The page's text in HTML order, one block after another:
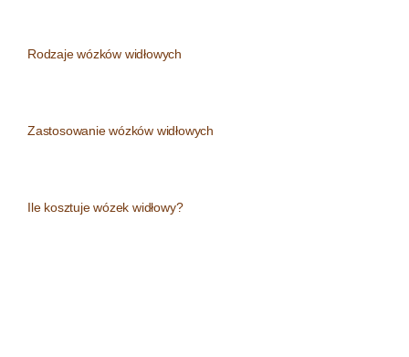
Rodzaje wózków widłowych
Zastosowanie wózków widłowych
Ile kosztuje wózek widłowy?